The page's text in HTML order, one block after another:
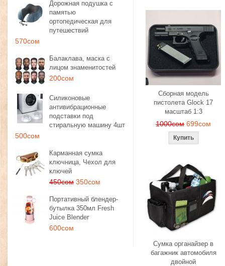
Дорожная подушка с
памятью
ортопедическая для
путешествий
570сом
Балаклава, маска с
лицом знаменитостей
200сом
Силиконовые
антивибрационные
подставки под
стиральную машину 4шт
500сом
Карманная сумка
ключница, Чехол для
ключей
450сом 350сом
Портативный блендер-
бутылка 350мл Fresh
Juice Blender
600сом
Сборная модель
пистолета Glock 17
масштаб 1:3
1000сом 699сом
Сумка органайзер в
багажник автомобиля
двойной